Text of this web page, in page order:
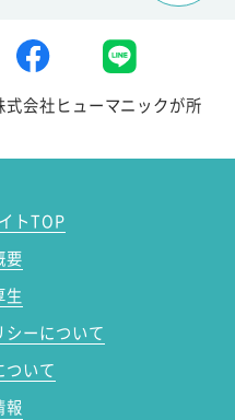
式会社ヒューマニックが所
トTOP
要
生
ーについて
ついて
報